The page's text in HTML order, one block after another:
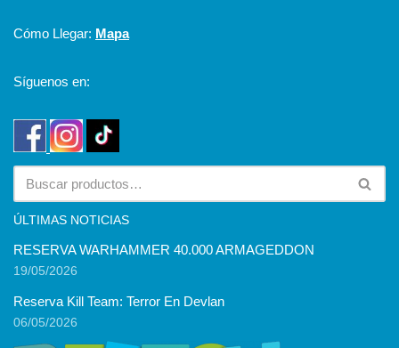
Cómo Llegar: Mapa
Síguenos en:
ÚLTIMAS NOTICIAS
RESERVA WARHAMMER 40.000 ARMAGEDDON
19/05/2026
Reserva Kill Team: Terror En Devlan
06/05/2026